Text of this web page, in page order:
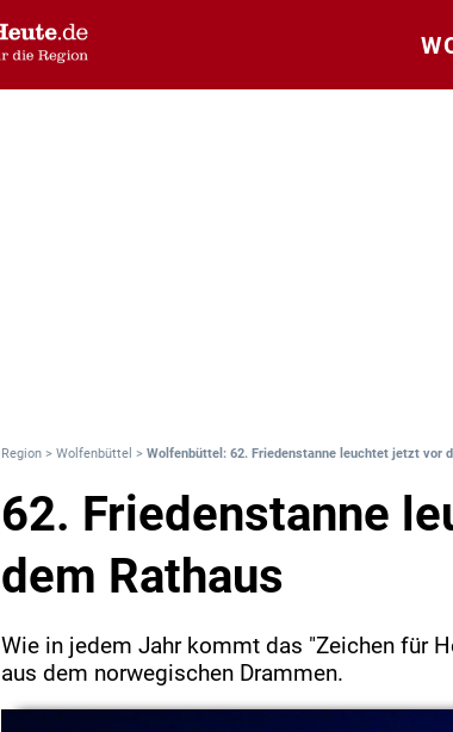
Region > Wolfenbüttel > Wolfenbüttel: 62. Friedenstanne leuchtet jetzt vor
62. Friedenstanne
dem Rathaus
Wie in jedem Jahr kommt das "Zeichen für
aus dem norwegischen Drammen.